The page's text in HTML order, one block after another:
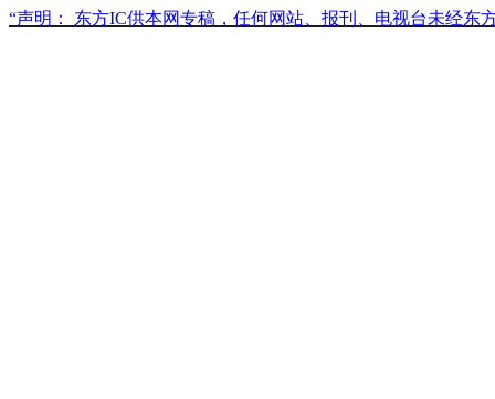
“声明： 东方IC供本网专稿，任何网站、报刊、电视台未经东